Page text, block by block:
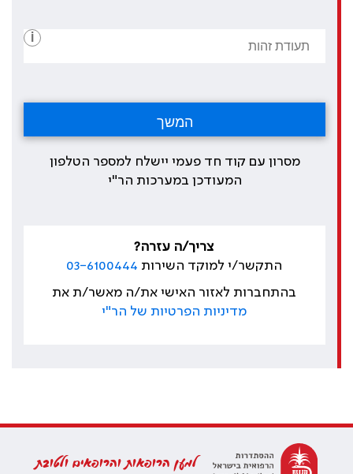
i
מסרון עם קוד חד פעמי יישלח למספר הטלפון
המעודכן במערכות הר"י
צריך/ה עזרה?
התקשר/י למוקד השירות 03-6100444
בהתחברות לאזור האישי את/ה מאשר/ת את
מדיניות הפרטיות של הר"י
למען הרופאות והרופאים ולטובת